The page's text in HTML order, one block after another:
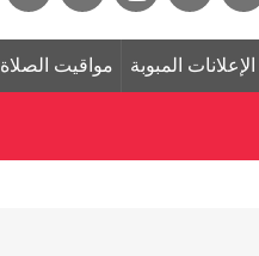
الإعلانات المبوبة مواقيت الصلاة